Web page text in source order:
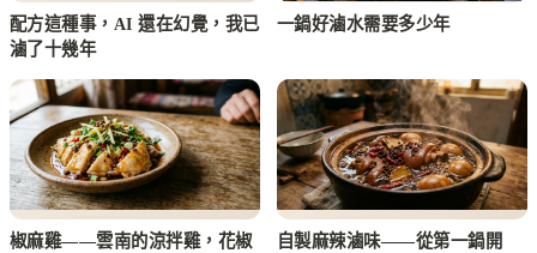
配方這種事，AI 還在幻覺，我已
滷了十幾年
一鍋好滷水需要多少年
椒麻雞——雲南的涼拌雞，花椒
自製麻辣滷味——從第一鍋開